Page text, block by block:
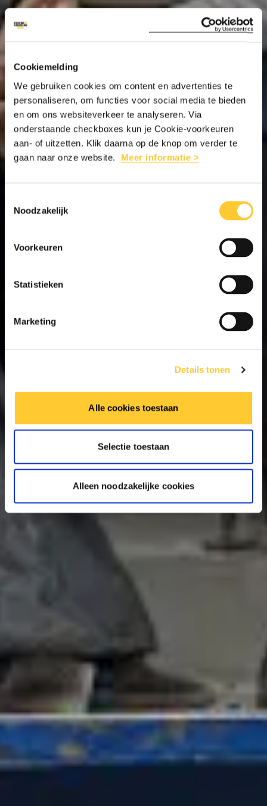
Cookiemelding
We gebruiken cookies om content en advertenties te
personaliseren, om functies voor social media te bieden
en om ons websiteverkeer te analyseren. Via
onderstaande checkboxes kun je Cookie-voorkeuren
aan- of uitzetten. Klik daarna op de knop om verder te
gaan naar onze website. Meer informatie >
Noodzakelijk
Voorkeuren
Statistieken
Marketing
Details tonen
Alle cookies toestaan
Selectie toestaan
Alleen noodzakelijke cookies